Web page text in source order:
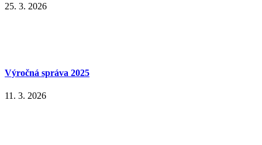
25. 3. 2026
Výročná správa 2025
11. 3. 2026